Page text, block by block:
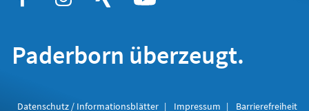
Paderborn überzeugt.
Datenschutz / Informationsblätter Impressum Barrierefreiheit